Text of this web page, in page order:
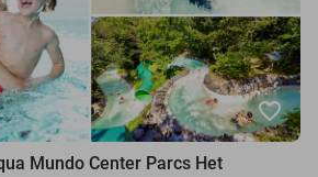
favorite_border
Mundo Center Parcs Het